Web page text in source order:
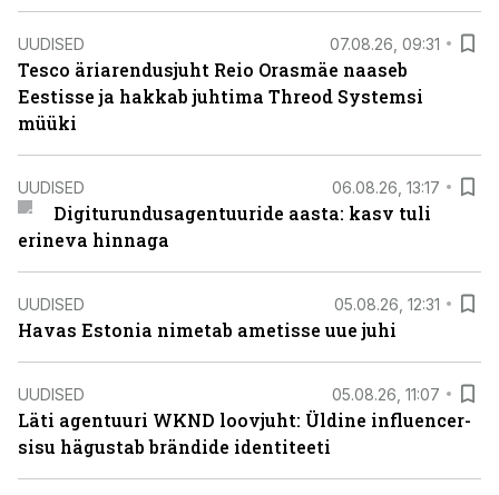
UUDISED 07.08.26, 09:31
Tesco äriarendusjuht Reio Orasmäe naaseb
Eestisse ja hakkab juhtima Threod Systemsi
müüki
UUDISED 06.08.26, 13:17
Digiturundusagentuuride aasta: kasv tuli
erineva hinnaga
UUDISED 05.08.26, 12:31
Havas Estonia nimetab ametisse uue juhi
UUDISED 05.08.26, 11:07
Läti agentuuri WKND loovjuht: Üldine influencer-
sisu hägustab brändide identiteeti